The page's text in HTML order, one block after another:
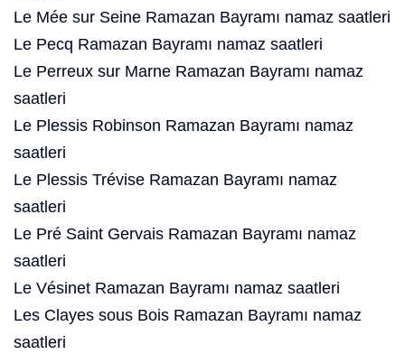
Le Mée sur Seine Ramazan Bayramı namaz saatleri
Le Pecq Ramazan Bayramı namaz saatleri
Le Perreux sur Marne Ramazan Bayramı namaz
saatleri
Le Plessis Robinson Ramazan Bayramı namaz
saatleri
Le Plessis Trévise Ramazan Bayramı namaz
saatleri
Le Pré Saint Gervais Ramazan Bayramı namaz
saatleri
Le Vésinet Ramazan Bayramı namaz saatleri
Les Clayes sous Bois Ramazan Bayramı namaz
saatleri